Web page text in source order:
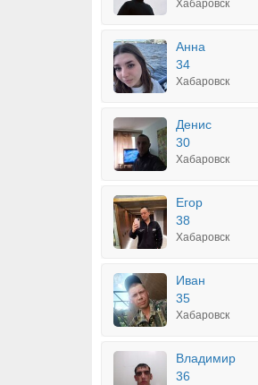
Хабаровск
Анна
34
Хабаровск
Денис
30
Хабаровск
Егор
38
Хабаровск
Иван
35
Хабаровск
Владимир
36